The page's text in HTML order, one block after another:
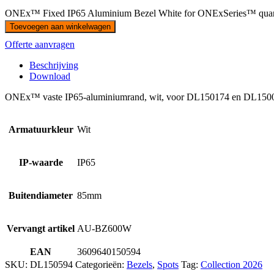
ONEx™ Fixed IP65 Aluminium Bezel White for ONExSeries™
Toevoegen aan winkelwagen
Offerte aanvragen
Beschrijving
Download
ONEx™ vaste IP65-aluminiumrand, wit, voor DL150174 en
Armatuurkleur Wit
IP-waarde IP65
Buitendiameter 85mm
Vervangt artikel AU-BZ600W
EAN
3609640150594
SKU: DL150594 Categorieën: Bezels, Spots Tag: Collection 2026